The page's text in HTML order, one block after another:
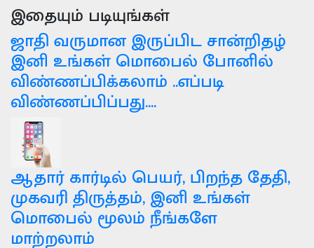
இதையும் படியுங்கள்
ஜாதி வருமான இருப்பிட சான்றிதழ்
இனி உங்கள் மொபைல் போனில்
விண்ணப்பிக்கலாம் ..எப்படி
விண்ணப்பிப்பது....
ஆதார் கார்டில் பெயர், பிறந்த தேதி,
முகவரி திருத்தம், இனி உங்கள்
மொபைல் மூலம் நீங்களே
மாற்றலாம்